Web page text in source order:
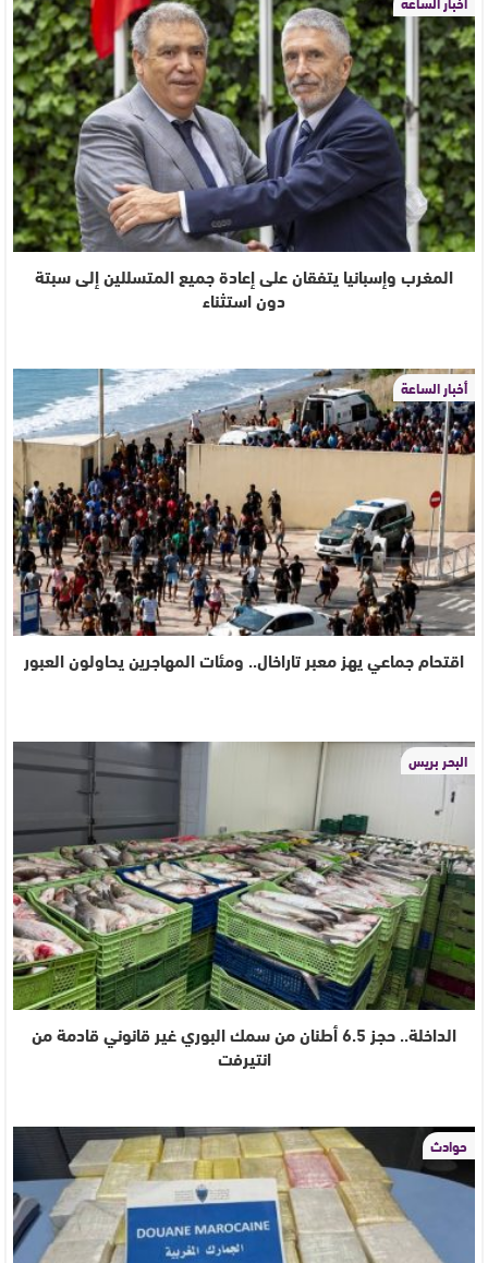
المغرب وإسبانيا يتفقان على إعادة جميع المتسللين إلى سبتة
دون استثناء
أخبار الساعة
اقتحام جماعي يهز معبر تاراخال.. ومئات المهاجرين يحاولون العبور
البحر بريس
الداخلة.. حجز 6.5 أطنان من سمك البوري غير قانوني قادمة من
انتيرفت
حوادث